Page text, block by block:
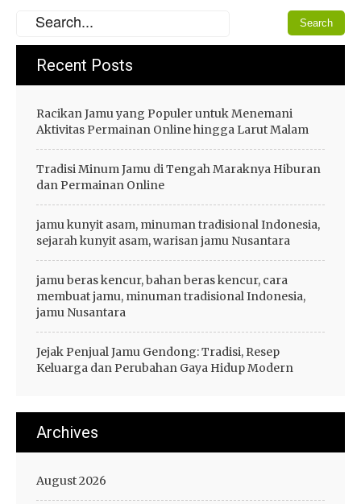
Recent Posts
Racikan Jamu yang Populer untuk Menemani
Aktivitas Permainan Online hingga Larut Malam
Tradisi Minum Jamu di Tengah Maraknya Hiburan
dan Permainan Online
jamu kunyit asam, minuman tradisional Indonesia,
sejarah kunyit asam, warisan jamu Nusantara
jamu beras kencur, bahan beras kencur, cara
membuat jamu, minuman tradisional Indonesia,
jamu Nusantara
Jejak Penjual Jamu Gendong: Tradisi, Resep
Keluarga dan Perubahan Gaya Hidup Modern
Archives
August 2026